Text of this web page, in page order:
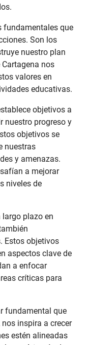
fundamentales que
Son los
nuestro plan
Cartagena nos
valores en
educativas.
objetivos a
nuestro progreso y
objetivos se
nuestras
y amenazas.
a mejorar
niveles de
plazo en
Estos objetivos
aspectos clave de
a enfocar
críticas para
fundamental que
inspira a crecer
estén alineadas